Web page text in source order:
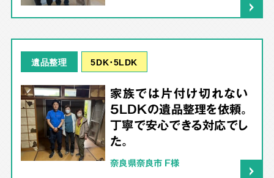
遺品整理 5DK･5LDK
家族では片付け切れない
5LDKの遺品整理を依頼。
丁寧で安心できる対応でし
た。
奈良県奈良市 F様